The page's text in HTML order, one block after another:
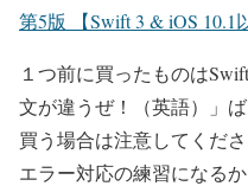
第5版 【Swift 3 & iOS 10.1
１つ前に買ったものは
文が違うぜ！（英語）」ば
買う場合は注意してくださ
エラー対応の練習になる